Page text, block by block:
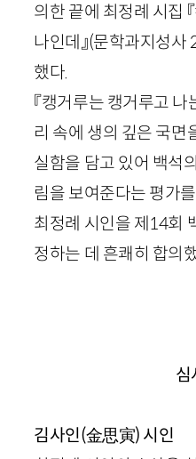
의한 끝에 최정례 시집
나인데』(문학과지성사
했다.
『캥거루는 캥거루고 나
리 속에 생의 깊은 국면
실함을 담고 있어 백석
림을 보여준다는 평가
최정례 시인을 제14회
정하는 데 흔쾌히 합의
심
김사인(金思寅) 시인